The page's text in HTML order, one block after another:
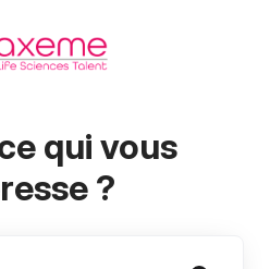
qui vous
?